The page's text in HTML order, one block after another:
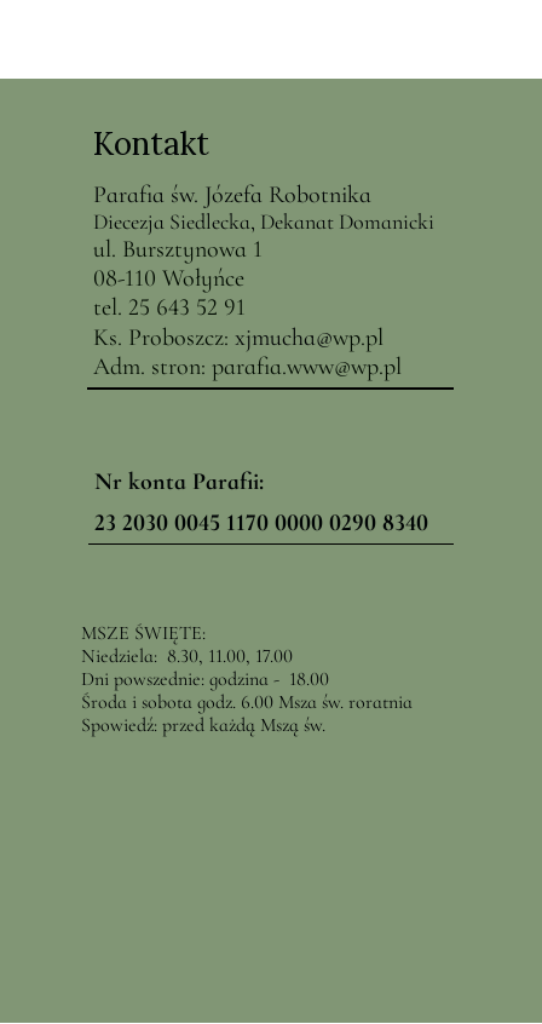
Kontakt
Parafia św. Józefa Robotnika
Diecezja Siedlecka, Dekanat Domanicki
ul. Bursztynowa 1
08-110 Wołyńce
tel. 25 643 52 91
Ks. Proboszcz: xjmucha@wp.pl
Adm. stron: parafia.www@wp.pl
Nr konta Parafii:
23 2030 0045 1170 0000 0290 8340
MSZE ŚWIĘTE:
Niedziela: 8.30, 11.00, 17.00
Dni powszednie: godzina - 18.00
Środa i sobota godz. 6.00 Msza św. roratnia
Spowiedź: przed każdą Mszą św.